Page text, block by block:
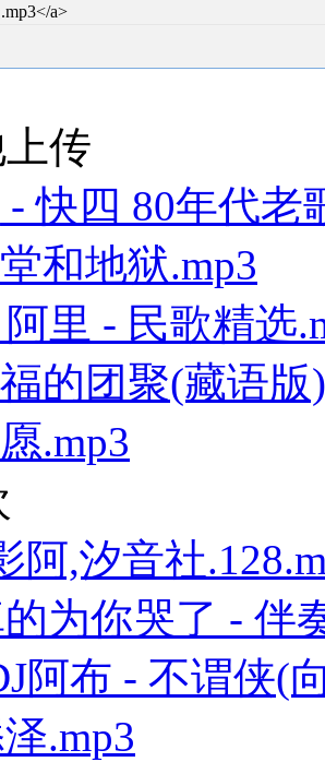
a>
传
快四 80年代老
和地狱.mp3
里 - 民歌精选
的团聚(藏语版
.mp3
阿,汐音社
为你哭了 - 伴
阿布 - 不谓侠(
.mp3